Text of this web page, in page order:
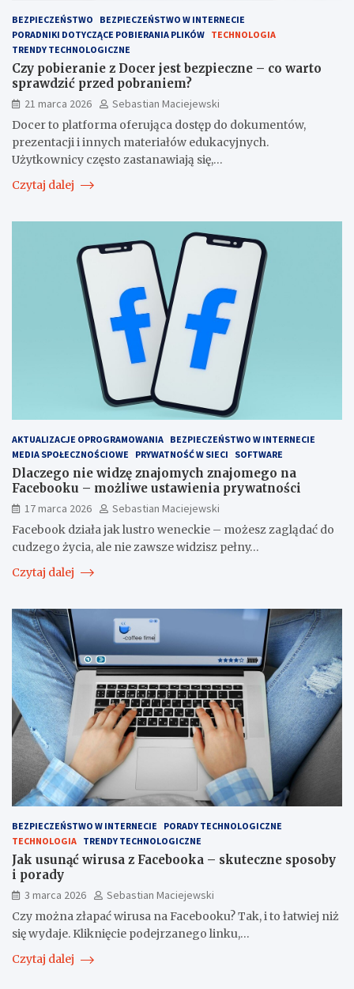
BEZPIECZEŃSTWO
BEZPIECZEŃSTWO W INTERNECIE
PORADNIKI DOTYCZĄCE POBIERANIA PLIKÓW TECHNOLOGIA
TRENDY TECHNOLOGICZNE
Czy pobieranie z Docer jest bezpieczne – co warto
sprawdzić przed pobraniem?
21 marca 2026
Sebastian Maciejewski
Docer to platforma oferująca dostęp do dokumentów,
prezentacji i innych materiałów edukacyjnych.
Użytkownicy często zastanawiają się,…
Czytaj dalej
AKTUALIZACJE OPROGRAMOWANIA BEZPIECZEŃSTWO W INTERNECIE
MEDIA SPOŁECZNOŚCIOWE
PRYWATNOŚĆ W SIECI SOFTWARE
Dlaczego nie widzę znajomych znajomego na
Facebooku – możliwe ustawienia prywatności
17 marca 2026
Sebastian Maciejewski
Facebook działa jak lustro weneckie – możesz zaglądać do
cudzego życia, ale nie zawsze widzisz pełny…
Czytaj dalej
BEZPIECZEŃSTWO W INTERNECIE
PORADY TECHNOLOGICZNE
TECHNOLOGIA TRENDY TECHNOLOGICZNE
Jak usunąć wirusa z Facebooka – skuteczne sposoby
i porady
3 marca 2026
Sebastian Maciejewski
Czy można złapać wirusa na Facebooku? Tak, i to łatwiej niż
się wydaje. Kliknięcie podejrzanego linku,…
Czytaj dalej